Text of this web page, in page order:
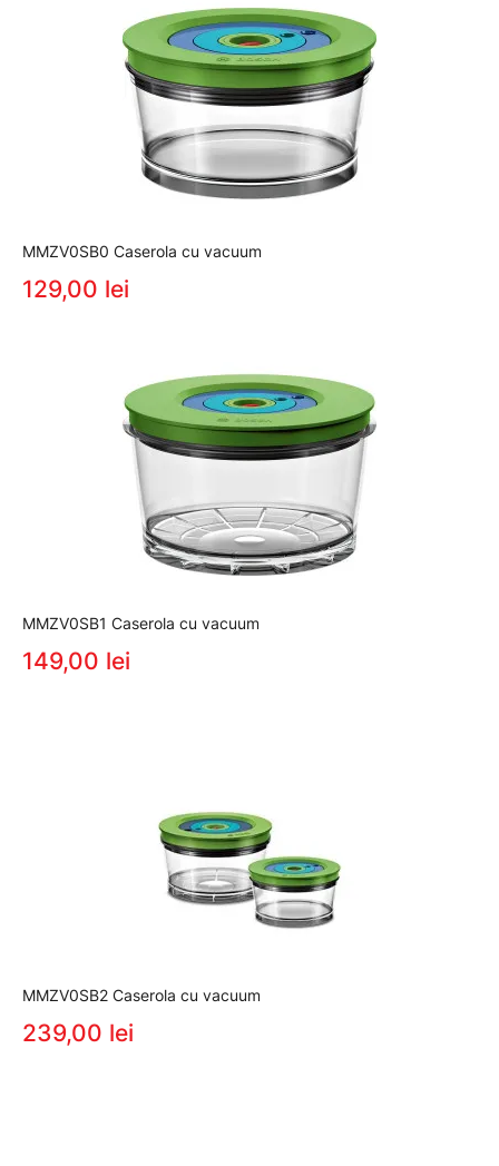
MMZV0SB0 Caserola cu vacuum
129,00 lei
MMZV0SB1 Caserola cu vacuum
149,00 lei
MMZV0SB2 Caserola cu vacuum
239,00 lei